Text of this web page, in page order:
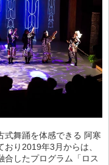
式舞踊を体感できる 阿寒
り2019年3月からは、
合したプログラム「ロス